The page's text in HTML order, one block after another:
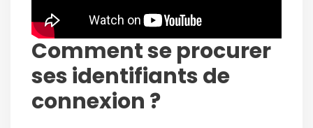
Comment se procurer
ses identifiants de
connexion ?